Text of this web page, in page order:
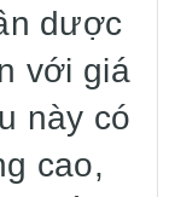
dược
với giá
này có
cao,